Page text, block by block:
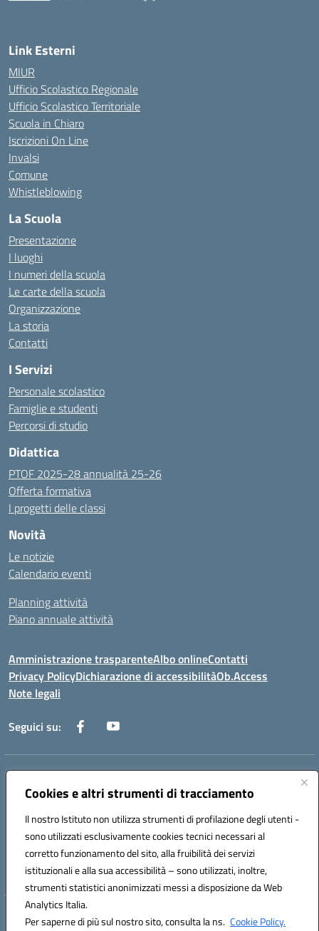
Cookies e altri strumenti di tracciamento
Il nostro Istituto non utilizza strumenti di profilazione degli utenti -
sono utilizzati esclusivamente cookies tecnici necessari al
corretto funzionamento del sito, alla fruibilità dei servizi
istituzionali e alla sua accessibilità – sono utilizzati, inoltre,
strumenti statistici anonimizzati messi a disposizione da Web
Analytics Italia.
Per saperne di più sul nostro sito, consulta la ns. Cookie Policy.
Link Esterni
MIUR
Ufficio Scolastico Regionale
Ufficio Scolastico Territoriale
Scuola in Chiaro
Iscrizioni On Line
Invalsi
Comune
Whistleblowing
La Scuola
Presentazione
I luoghi
I numeri della scuola
Le carte della scuola
Organizzazione
La storia
Contatti
I Servizi
Personale scolastico
Famiglie e studenti
Percorsi di studio
Didattica
PTOF 2025-28 annualità 25-26
Offerta formativa
I progetti delle classi
Novità
Le notizie
Calendario eventi
Planning attività
Piano annuale attività
Amministrazione trasparenteAlbo onlineContatti
Privacy PolicyDichiarazione di accessibilitàOb.Access
Note legali
Seguici su:
Indirizzo:
Centralino:0733/815931 - 0733/784180
Posta elettronica certificata (PEC):MCIS00200P@pec.istruzione.it
Codice fiscale: 80006860433
Codice meccanografico: MCIS00200P
Hosting & Powered by 3D Solution S.r.l.